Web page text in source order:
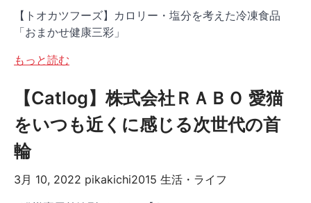
【トオカツフーズ】カロリー・塩分を考えた冷凍食品
「おまかせ健康三彩」
もっと読む
【Catlog】株式会社ＲＡＢＯ 愛猫
をいつも近くに感じる次世代の首
輪
3月 10, 2022 pikakichi2015 生活・ライフ